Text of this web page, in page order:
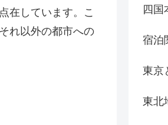
在しています。こ
れ以外の都市への
四国
宿泊
東京
東北